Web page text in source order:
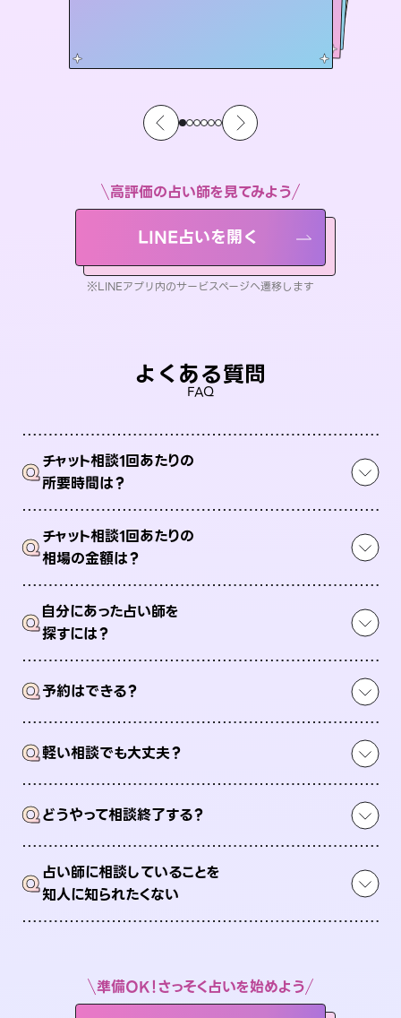
高評価の占い師を見てみよう
LINE占いを開く
※LINEアプリ内のサービスページへ遷移します
よくある質問
FAQ
Qチャット相談1回あたりの
所要時間は？
Qチャット相談1回あたりの
相場の金額は？
Q自分にあった占い師を
探すには？
Q予約はできる？
Q軽い相談でも大丈夫？
Qどうやって相談終了する？
Q占い師に相談していることを
知人に知られたくない
準備OK！さっそく占いを始めよう